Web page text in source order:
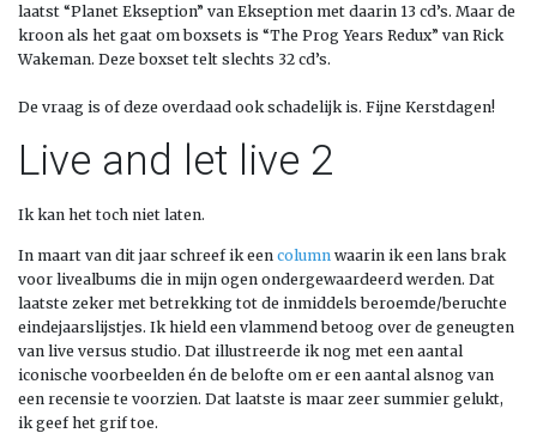
laatst “Planet Ekseption” van Ekseption met daarin 13 cd’s. Maar de
kroon als het gaat om boxsets is “The Prog Years Redux” van Rick
Wakeman. Deze boxset telt slechts 32 cd’s.
De vraag is of deze overdaad ook schadelijk is. Fijne Kerstdagen!
Live and let live 2
Ik kan het toch niet laten.
In maart van dit jaar schreef ik een column waarin ik een lans brak
voor livealbums die in mijn ogen ondergewaardeerd werden. Dat
laatste zeker met betrekking tot de inmiddels beroemde/beruchte
eindejaarslijstjes. Ik hield een vlammend betoog over de geneugten
van live versus studio. Dat illustreerde ik nog met een aantal
iconische voorbeelden én de belofte om er een aantal alsnog van
een recensie te voorzien. Dat laatste is maar zeer summier gelukt,
ik geef het grif toe.